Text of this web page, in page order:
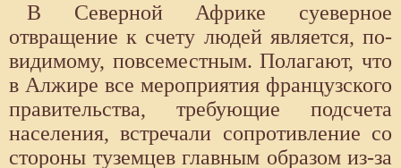
В Северной Африке суеверное
отвращение к счету людей является, по-
видимому, повсеместным. Полагают, что
в Алжире все мероприятия французского
правительства, требующие подсчета
населения, встречали сопротивление со
стороны туземцев главным образом из-за